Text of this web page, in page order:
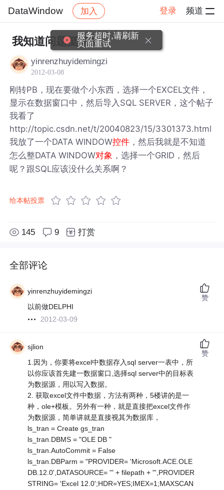
DataWindow 加入 登录 频道
社区 DataWindow 帖子详情
我知道问题挺弱的
yinrenzhuyidemingzi
2012-03-08
刚转PB，现在要做个小东西，选择一个EXCEL文件，
显示在数据窗口中，然后导入SQL SERVER，这个帖子
我看了
http://topic.csdn.net/t/20040823/15/3301373.html
我放了一个DATA WINDOW控件 ，然后我就是不知道
怎么整DATA WINDOW对象 ，选择一个GRID，然后
呢？跟SQL应该没什么关系啊？
给本帖投票
145 9 打赏
全部评论
yinrenzhuyidemingzi
以前做DELPHI
2012-03-09
赞
sjlion
1.因为，你要将excel中数据存入sql server一表中，所
以你应该首先建一数据窗口,选择sql server中的目标表
为数据源，用以写入数据。
2. 获取excel文件中数据，方法有两种，5楼讲的是一
种，ole+模板。另外有一种，就是直接把excel文件作
为数据源，简单讲就是直接视其为数据库，
ls_tran = Create gs_tran
ls_tran.DBMS = "OLE DB "
ls_tran.AutoCommit = False
ls_tran.DBParm = "PROVIDER= 'Microsoft.ACE.OLE
DB.12.0',DATASOURCE= '" + filepath + "',PROVIDER
STRING= 'Excel 12.0';HDR=YES;IMEX=1;MAXSCAN
赞
服务超时,请刷新
页面重试